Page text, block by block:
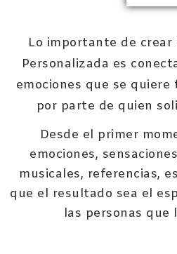
Lo importante de
Personalizada es
emociones que se
por parte de quien
Desde el primer
emociones,
musicales, referencias,
que el resultado sea el
las personas que